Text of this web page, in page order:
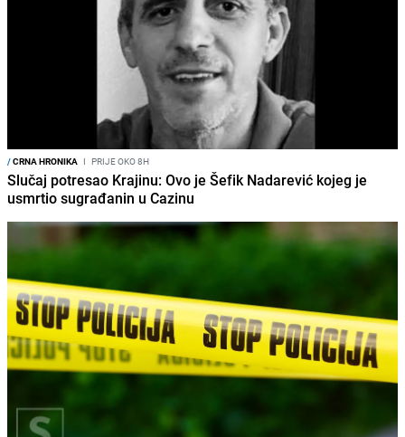
/CRNA HRONIKA I PRIJE OKO 8H
Slučaj potresao Krajinu: Ovo je Šefik Nadarević kojeg je
usmrtio sugrađanin u Cazinu